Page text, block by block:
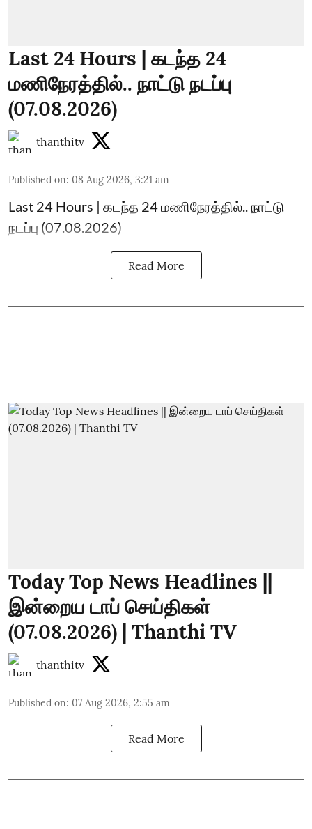
Last 24 Hours | கடந்த 24
மணிநேரத்தில்.. நாட்டு நடப்பு
(07.08.2026)
thanthitv
Published on: 08 Aug 2026, 3:21 am
Last 24 Hours | கடந்த 24 மணிநேரத்தில்.. நாட்டு
நடப்பு (07.08.2026)
Read More
Today Top News Headlines ||
இன்றைய டாப் செய்திகள்
(07.08.2026) | Thanthi TV
thanthitv
Published on: 07 Aug 2026, 2:55 am
Read More